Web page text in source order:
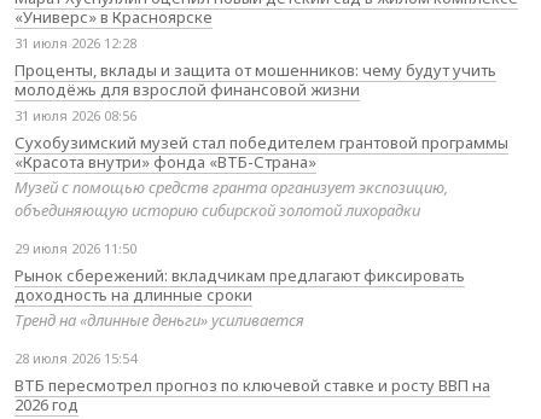
«Универс» в Красноярске
31 июля 2026 12:28
Проценты, вклады и защита от мошенников: чему будут учить
молодёжь для взрослой финансовой жизни
31 июля 2026 08:56
Сухобузимский музей стал победителем грантовой программы
«Красота внутри» фонда «ВТБ-Страна»
Музей с помощью средств гранта организует экспозицию,
объединяющую историю сибирской золотой лихорадки
29 июля 2026 11:50
Рынок сбережений: вкладчикам предлагают фиксировать
доходность на длинные сроки
Тренд на «длинные деньги» усиливается
28 июля 2026 15:54
ВТБ пересмотрел прогноз по ключевой ставке и росту ВВП на
2026 год